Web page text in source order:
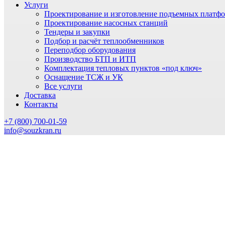
Услуги
Проектирование и изготовление подъемных
Проектирование насосных станций
Тендеры и закупки
Подбор и расчёт теплообменников
Переподбор оборудования
Производство БТП и ИТП
Комплектация тепловых пунктов «под ключ»
Оснащение ТСЖ и УК
Все услуги
Доставка
Контакты
+7 (800) 700-01-59
info@souzkran.ru